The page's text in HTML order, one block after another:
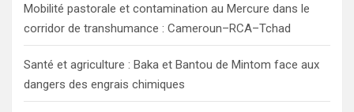
Mobilité pastorale et contamination au Mercure dans le
corridor de transhumance : Cameroun–RCA–Tchad
Santé et agriculture : Baka et Bantou de Mintom face aux
dangers des engrais chimiques